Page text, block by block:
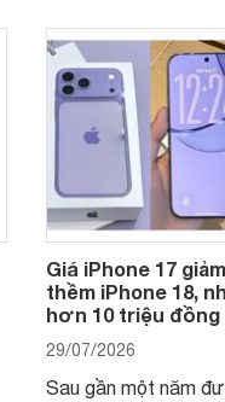
Giá iPhone 17
thềm iPhone 18,
hơn 10 triệu đồng
29/07/2026
Sau gần một năm